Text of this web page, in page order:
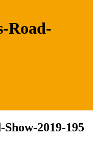
Road-
2019-195